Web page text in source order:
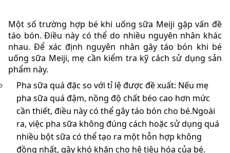
Một số trường hợp bé khi uống sữa Meiji gặp vấn đề
táo bón. Điều này có thể do nhiều nguyên nhân khác
nhau. Để xác định nguyên nhân gây táo bón khi bé
uống sữa Meiji, mẹ cần kiểm tra kỹ cách sử dụng sản
phẩm này.
Pha sữa quá đặc so với tỉ lệ được đề xuất: Nếu mẹ
pha sữa quá đậm, nồng độ chất béo cao hơn mức
cần thiết, điều này có thể gây táo bón cho bé.Ngoài
ra, việc pha sữa không đúng cách hoặc sử dụng quá
nhiều bột sữa có thể tạo ra một hỗn hợp không
đồng nhất, gây khó khăn cho hệ tiêu hóa của bé.